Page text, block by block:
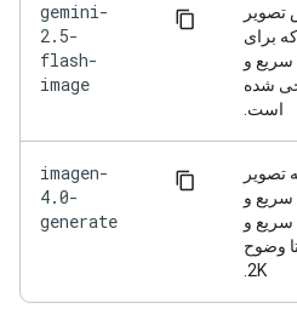
تصویر
برای
و
شده
است.
gemini-
2.5-
flash-
image
تصویر
سریع و
سریع و
وضوح
2K.
imagen-
4.0-
generate